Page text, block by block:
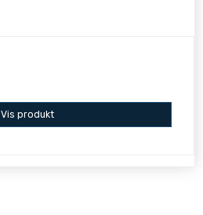
Vis produkt